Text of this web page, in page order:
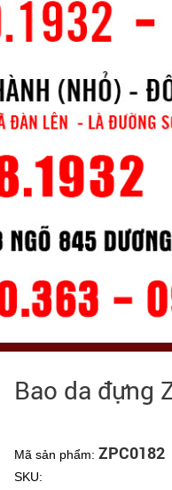
Bao da đựng
Mã sản phẩm:ZPC0182
SKU: